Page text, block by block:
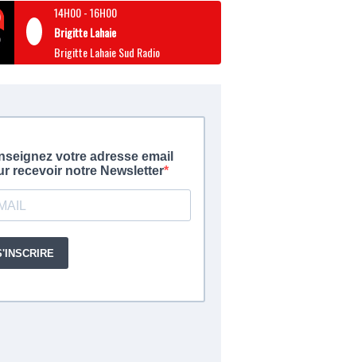
14H00-16H00
Brigitte Lahaie
Brigitte Lahaie Sud Radio